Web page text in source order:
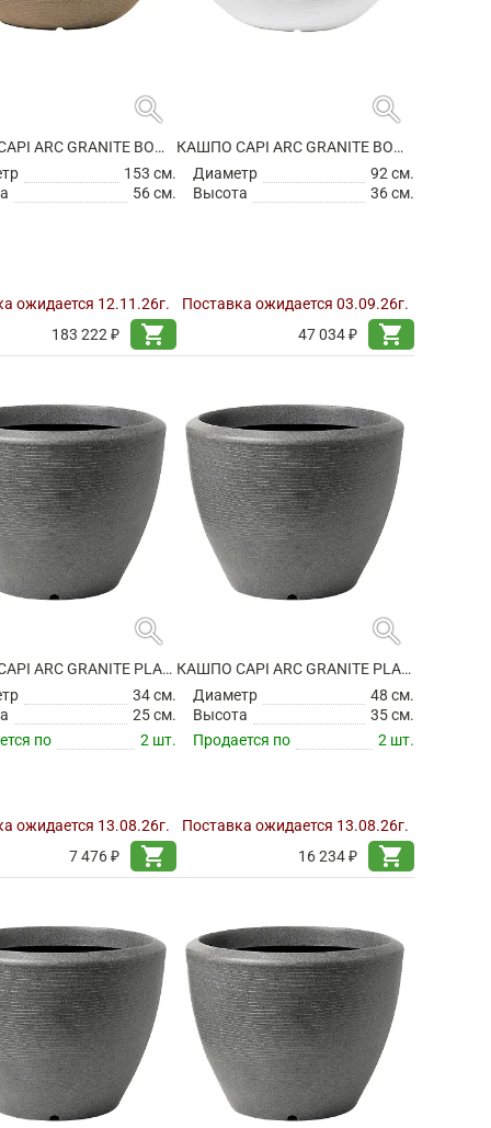
search
КАШПО CAPI ARC GRANITE BOWL LOW WARM TAUPE
153 см.
56 см.
ожидается 12.11.26г.
183 222 ₽
shopping_cart
search
КАШПО CAPI ARC GRANITE BOWL LOW WHITE
Диаметр
92 см.
Высота
36 см.
Поставка ожидается 03.09.26г.
47 034 ₽
shopping_cart
search
КАШПО CAPI ARC GRANITE PLANTER BALL ANTHRACITE
34 см.
25 см.
по
2 шт.
ожидается 13.08.26г.
7 476 ₽
shopping_cart
search
КАШПО CAPI ARC GRANITE PLANTER BALL ANTHRACITE
Диаметр
48 см.
Высота
35 см.
Продается по
2 шт.
Поставка ожидается 13.08.26г.
16 234 ₽
shopping_cart